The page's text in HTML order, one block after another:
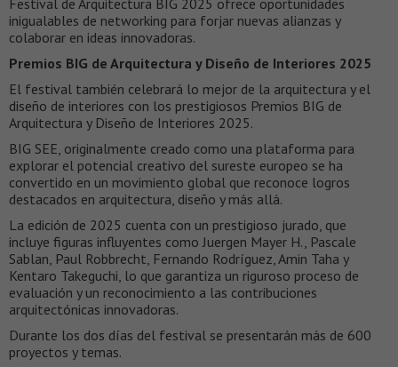
inigualables de networking para forjar nuevas alianzas y
colaborar en ideas innovadoras.
Premios BIG de Arquitectura y Diseño de Interiores 2025
El festival también celebrará lo mejor de la arquitectura y el
diseño de interiores con los prestigiosos Premios BIG de
Arquitectura y Diseño de Interiores 2025.
BIG SEE, originalmente creado como una plataforma para
explorar el potencial creativo del sureste europeo se ha
convertido en un movimiento global que reconoce logros
destacados en arquitectura, diseño y más allá.
La edición de 2025 cuenta con un prestigioso jurado, que
incluye figuras influyentes como Juergen Mayer H., Pascale
Sablan, Paul Robbrecht, Fernando Rodríguez, Amin Taha y
Kentaro Takeguchi, lo que garantiza un riguroso proceso de
evaluación y un reconocimiento a las contribuciones
arquitectónicas innovadoras.
Durante los dos días del festival se presentarán más de 600
proyectos y temas.